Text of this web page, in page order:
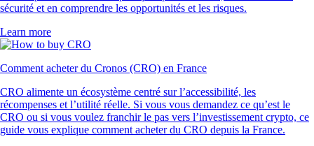
sécurité et en comprendre les opportunités et les risques.
Learn more
Comment acheter du Cronos (CRO) en France
CRO alimente un écosystème centré sur l’accessibilité, les
récompenses et l’utilité réelle. Si vous vous demandez ce qu’est le
CRO ou si vous voulez franchir le pas vers l’investissement crypto, ce
guide vous explique comment acheter du CRO depuis la France.